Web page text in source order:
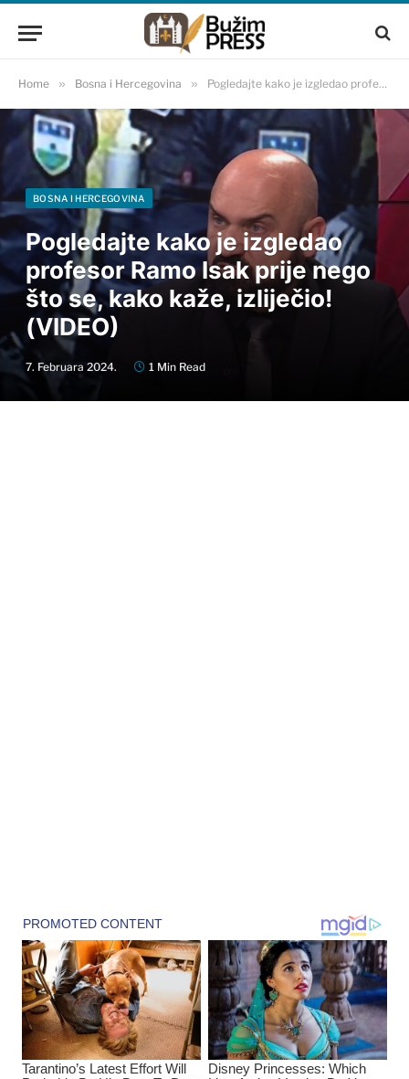
Home » Bosna i Hercegovina » Pogledajte kako je izgledao profesor Ramo Isak prije nego što se, kako kaže, izliječio! (VIDEO)
BOSNA I HERCEGOVINA
Pogledajte kako je izgledao
profesor Ramo Isak prije nego
što se, kako kaže, izliječio!
(VIDEO)
7. Februara 2024. 1 Min Read